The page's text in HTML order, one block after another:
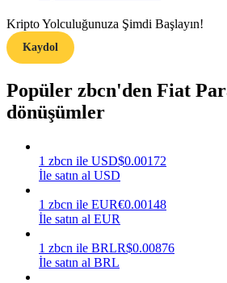
Kazan
Power Piggy
Günlük rekabetçi ödüller kazanın
Kripto Yolculuğunuza Şimdi Başlayın!
Kaydol
Popüler zbcn'den Fiat
dönüşümler
1 zbcn ile USD$0.00172
İle satın al USD
1 zbcn ile EUR€0.00148
İle satın al EUR
1 zbcn ile BRLR$0.00876
İle satın al BRL